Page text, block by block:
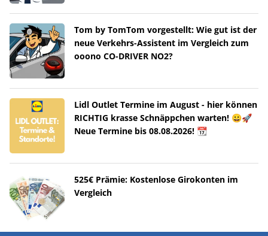
Tom by TomTom vorgestellt: Wie gut ist der
neue Verkehrs-Assistent im Vergleich zum
ooono CO-DRIVER NO2?
Lidl Outlet Termine im August - hier können
RICHTIG krasse Schnäppchen warten! 😀🚀
Neue Termine bis 08.08.2026! 📆
525€ Prämie: Kostenlose Girokonten im
Vergleich